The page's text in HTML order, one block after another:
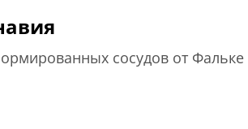
сосудов от Фальке